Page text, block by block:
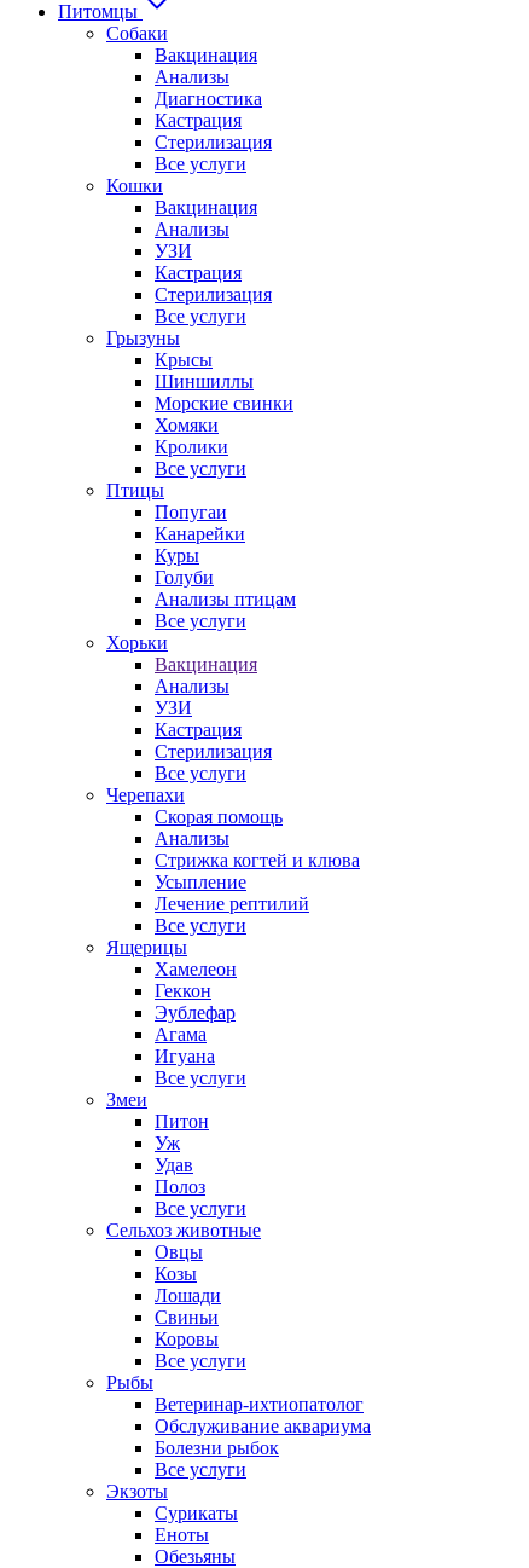
Питомцы
Собаки
Вакцинация
Анализы
Диагностика
Кастрация
Стерилизация
Все услуги
Кошки
Вакцинация
Анализы
УЗИ
Кастрация
Стерилизация
Все услуги
Грызуны
Крысы
Шиншиллы
Морские свинки
Хомяки
Кролики
Все услуги
Птицы
Попугаи
Канарейки
Куры
Голуби
Анализы птицам
Все услуги
Хорьки
Вакцинация
Анализы
УЗИ
Кастрация
Стерилизация
Все услуги
Черепахи
Скорая помощь
Анализы
Стрижка когтей и клюва
Усыпление
Лечение рептилий
Все услуги
Ящерицы
Хамелеон
Геккон
Эублефар
Агама
Игуана
Все услуги
Змеи
Питон
Уж
Удав
Полоз
Все услуги
Сельхоз животные
Овцы
Козы
Лошади
Свиньи
Коровы
Все услуги
Рыбы
Ветеринар-ихтиопатолог
Обслуживание аквариума
Болезни рыбок
Все услуги
Экзоты
Сурикаты
Еноты
Обезьяны